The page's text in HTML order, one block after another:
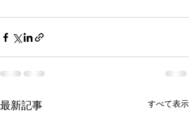
最新記事 すべて表示